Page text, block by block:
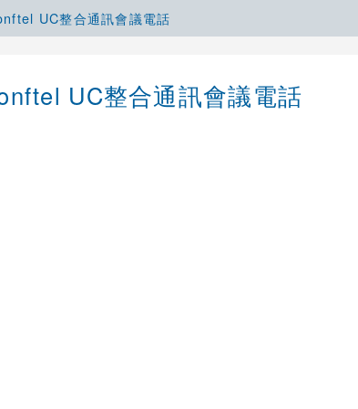
UC整合通訊會議電話
UC整合通訊會議電話